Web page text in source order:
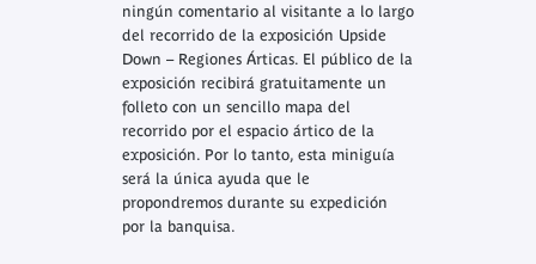
ningún comentario al visitante a lo largo
del recorrido de la exposición Upside
Down – Regiones Árticas. El público de la
exposición recibirá gratuitamente un
folleto con un sencillo mapa del
recorrido por el espacio ártico de la
exposición. Por lo tanto, esta miniguía
será la única ayuda que le
propondremos durante su expedición
por la banquisa.